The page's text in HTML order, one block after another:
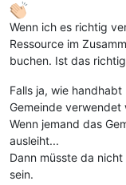
Wenn ich es richtig
Ressource im
buchen. Ist das
Falls ja, wie
Gemeinde verwendet
Wenn jemand das
ausleiht...
Dann müsste da
sein.